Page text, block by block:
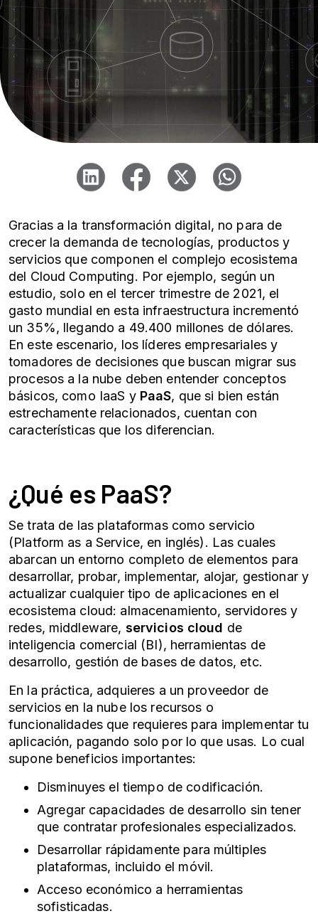
Gracias a la transformación digital, no para de
crecer la demanda de tecnologías, productos y
servicios que componen el complejo ecosistema
del Cloud Computing. Por ejemplo, según un
estudio, solo en el tercer trimestre de 2021, el
gasto mundial en esta infraestructura incrementó
un 35%, llegando a 49.400 millones de dólares.
En este escenario, los líderes empresariales y
tomadores de decisiones que buscan migrar sus
procesos a la nube deben entender conceptos
básicos, como IaaS yPaaS, que si bien están
estrechamente relacionados, cuentan con
características que los diferencian.
¿Qué es PaaS?
Se trata de las plataformas como servicio
(Platform as a Service, en inglés). Las cuales
abarcan un entorno completo de elementos para
desarrollar, probar, implementar, alojar, gestionar y
actualizar cualquier tipo de aplicaciones en el
ecosistema cloud: almacenamiento, servidores y
redes, middleware, servicios cloud de
inteligencia comercial (BI), herramientas de
desarrollo, gestión de bases de datos, etc.
En la práctica, adquieres a un proveedor de
servicios en la nube los recursos o
funcionalidades que requieres para implementar tu
aplicación, pagando solo por lo que usas. Lo cual
supone beneficios importantes:
Disminuyes el tiempo de codificación.
Agregar capacidades de desarrollo sin tener
que contratar profesionales especializados.
Desarrollar rápidamente para múltiples
plataformas, incluido el móvil.
Acceso económico a herramientas
sofisticadas.